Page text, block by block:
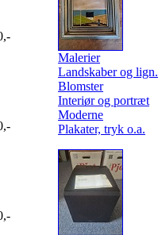
Malerier
Landskaber og lign.
Blomster
Interiør og portræt
Moderne
Plakater, tryk o.a.